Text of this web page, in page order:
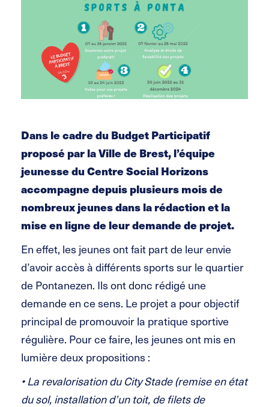
Dans le cadre du Budget Participatif
proposé par la Ville de Brest, l’équipe
jeunesse du Centre Social Horizons
accompagne depuis plusieurs mois de
nombreux jeunes dans la rédaction et la
mise en ligne de leur demande de projet.
En effet, les jeunes ont fait part de leur envie
d’avoir accès à différents sports sur le quartier
de Pontanezen. Ils ont donc rédigé une
demande en ce sens. Le projet a pour objectif
principal de promouvoir la pratique sportive
régulière. Pour ce faire, les jeunes ont mis en
lumière deux propositions :
• La revalorisation du City Stade (remise en état
du sol, installation d’un toit, de filets de